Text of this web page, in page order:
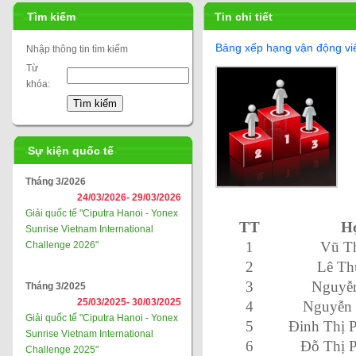
Tìm kiếm
Nhập thông tin tìm kiếm
Từ
khóa:
Sự kiện quốc tế
Tháng 3/2026
24/03/2026- 29/03/2026
Giải quốc tế "Ciputra Hanoi - Yonex
Sunrise Vietnam International
Challenge 2026"
Tháng 3/2025
25/03/2025- 30/03/2025
Giải quốc tế "Ciputra Hanoi - Yonex
Sunrise Vietnam International
Challenge 2025"
Tin chi tiết
Bảng xếp hạng vận động
TT
1
Vũ
2
Lê
3
4
5
Đinh Thị
6
Đỗ Thị